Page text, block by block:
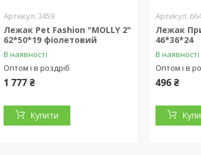
3459
Лежак Pet Fashion "MOLLY 2"
62*50*19 фіолетовий
В наявності
Оптом і в роздріб
1 777 ₴
Купити
Лежак
46*36*24
В наявності
Оптом і в
496 ₴